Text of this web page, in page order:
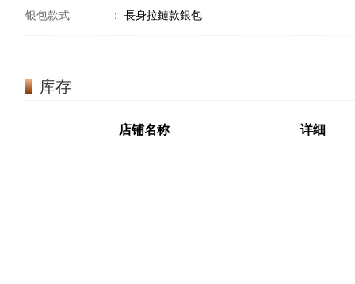
银包款式 ： 長身拉鏈款銀包
库存
店铺名称 详细